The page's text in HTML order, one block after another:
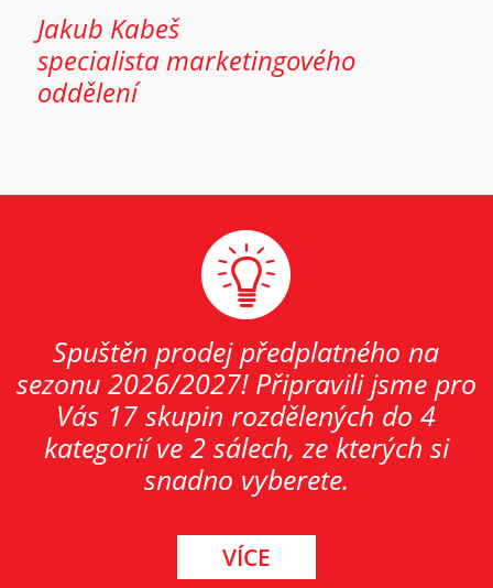
Jakub Kabeš
specialista marketingového
oddělení
Spuštěn prodej předplatného na
sezonu 2026/2027! Připravili jsme pro
Vás 17 skupin rozdělených do 4
kategorií ve 2 sálech, ze kterých si
snadno vyberete.
VÍCE